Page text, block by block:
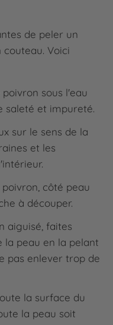
de peler un
Voici
sous l'eau
saleté et impureté.
sur le sens de la
et les
côté peau
à découper.
aiguisé, faites
la peau en la pelant
pas enlever trop de
la surface du
la peau soit